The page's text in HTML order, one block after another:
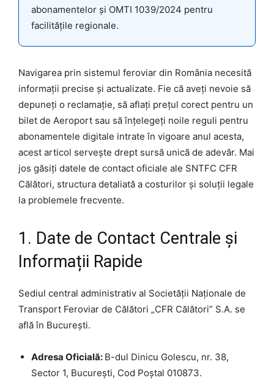
abonamentelor și OMTI 1039/2024 pentru
facilitățile regionale.
Navigarea prin sistemul feroviar din România necesită
informații precise și actualizate. Fie că aveți nevoie să
depuneți o reclamație, să aflați prețul corect pentru un
bilet de Aeroport sau să înțelegeți noile reguli pentru
abonamentele digitale intrate în vigoare anul acesta,
acest articol servește drept sursă unică de adevăr. Mai
jos găsiți datele de contact oficiale ale SNTFC CFR
Călători, structura detaliată a costurilor și soluții legale
la problemele frecvente.
1. Date de Contact Centrale și
Informații Rapide
Sediul central administrativ al Societății Naționale de
Transport Feroviar de Călători „CFR Călători” S.A. se
află în București.
Adresa Oficială: B-dul Dinicu Golescu, nr. 38,
Sector 1, București, Cod Poștal 010873.